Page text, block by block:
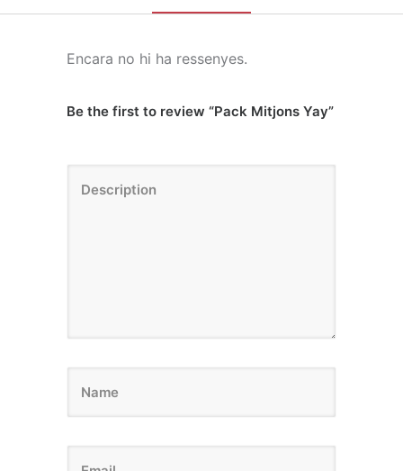
Encara no hi ha ressenyes.
Be the first to review “Pack Mitjons Yay”